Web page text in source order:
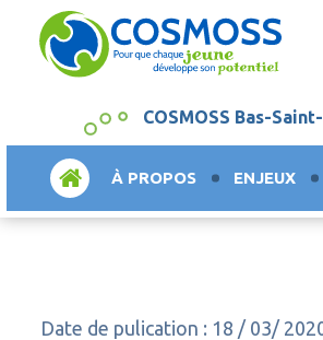
COSMOSS Bas-
ACCUEILÀ PROPOS ENJEUX
Date de pulication : 18 / 03/